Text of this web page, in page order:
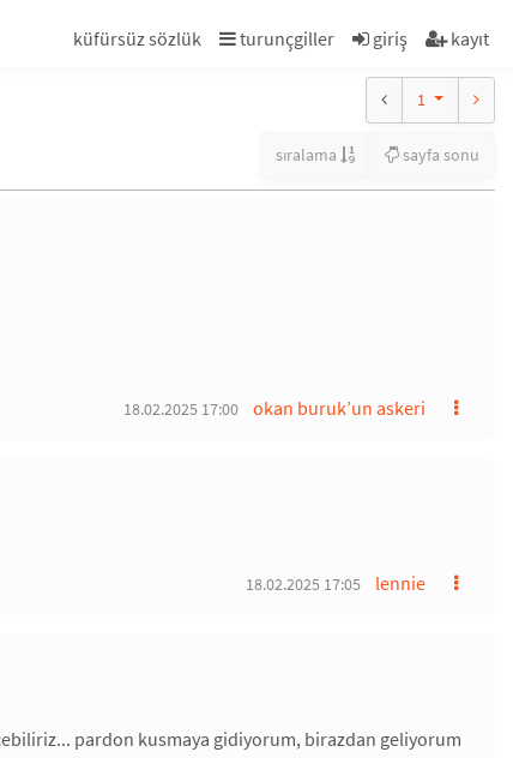
küfürsüz sözlük turunçgiller giriş kayıt
1
sıralama sayfa sonu
okan buruk’un askeri
18.02.2025 17:00
lennie
18.02.2025 17:05
pardon kusmaya gidiyorum, birazdan geliyorum